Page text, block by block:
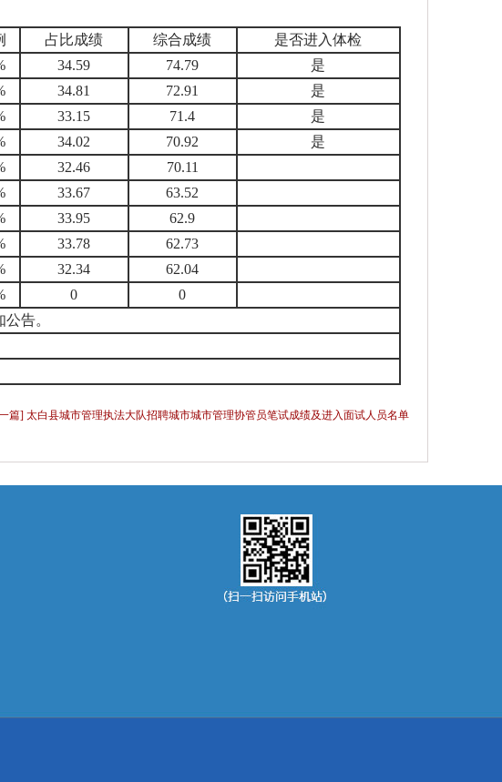
占比成绩 综合成绩
是否进入体检
34.59 74.79
是
34.81 72.91
是
33.15 71.4
是
34.02 70.92
是
32.46
70.11
33.67
63.52
33.95
62.9
33.78
62.73
32.34
62.04
0
0
告。
篇] 太白县城市管理执法大队招聘城市城市管理协管员笔试成绩及进入面试人员名单